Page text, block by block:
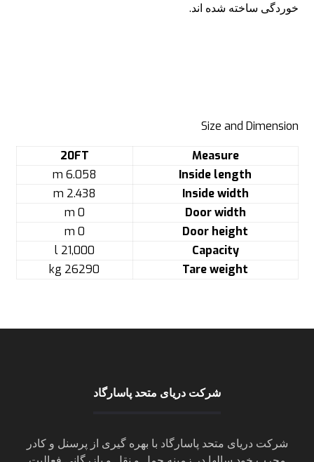
خوردگی ساخته شده اند.
Size and Dimension
Measure
20FT
Inside length
6.058 m
Inside width
2.438 m
Door width
0 m
Door height
0 m
Capacity
21,000 l
Tare weight
26290 kg
شرکت دریای متحد پاسارگاد
شرکت دریای متحد پاسارگاد با بهره گیری از پرسنل و کادر